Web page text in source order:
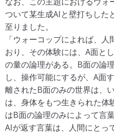
ttps://med.m-review.co.jp/
_1103_0035-0040
前田貴記：仮性幻覚（偽幻
48-251, 2013.http://
o0102/bn/28/02index.html
前田貴記, 沖村宰：妄想知
雄, 古城慶子, 古茶大樹, 前
-97, 2013.
前田貴記：“自我”の精神病
床精神医学 44(5):701-706,
ついて某生成AIと壁打ちした
至りました。
「ウォーコップによれば、
おり、その体験には、A面と
の量の論理がある。B面の論
し、操作可能にするが、A面
離されたB面のみの世界は、
は、身体をもつ生きられた体
はB面の論理のみによって言
AIが返す言葉は、人間にとっ